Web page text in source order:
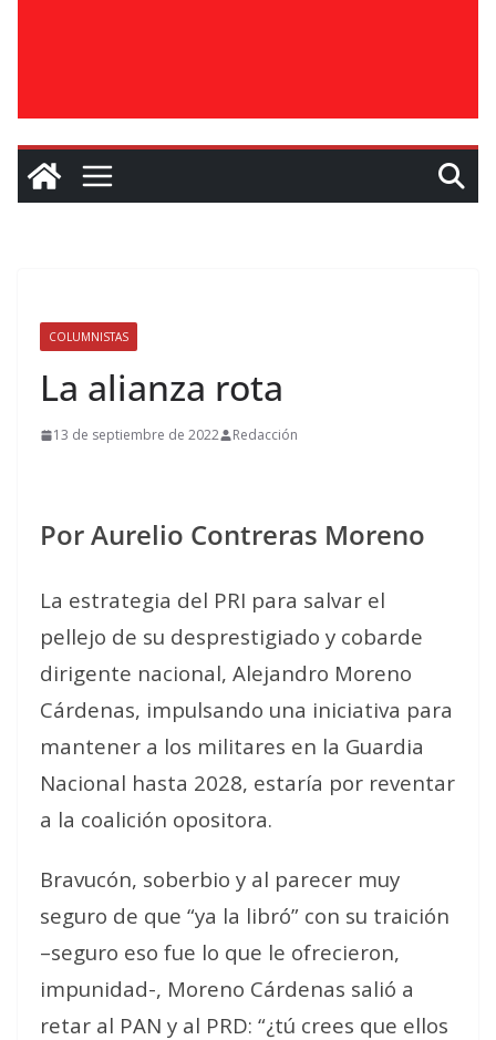
COLUMNISTAS
La alianza rota
13 de septiembre de 2022 Redacción
Por Aurelio Contreras Moreno
La estrategia del PRI para salvar el
pellejo de su desprestigiado y cobarde
dirigente nacional, Alejandro Moreno
Cárdenas, impulsando una iniciativa para
mantener a los militares en la Guardia
Nacional hasta 2028, estaría por reventar
a la coalición opositora.
Bravucón, soberbio y al parecer muy
seguro de que “ya la libró” con su traición
–seguro eso fue lo que le ofrecieron,
impunidad-, Moreno Cárdenas salió a
retar al PAN y al PRD: “¿tú crees que ellos